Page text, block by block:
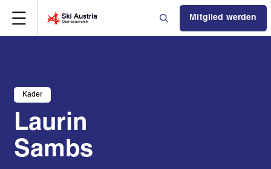
Mitglied werden
Kader
Laurin
Sambs